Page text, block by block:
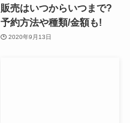
販売はいつからいつまで?
予約方法や種類/金額も!
2020年9月13日